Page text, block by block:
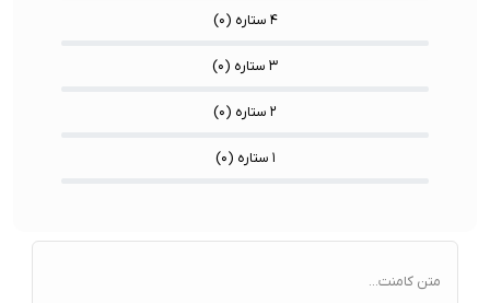
۴ ستاره ( ۰)
۳ ستاره ( ۰)
۲ ستاره ( ۰)
۱ ستاره ( ۰)
متن کامنت...